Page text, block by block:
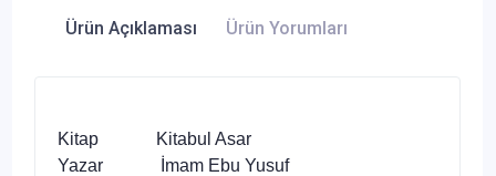
Ürün Açıklaması Ürün Yorumları
Kitap Kitabul Asar
Yazar İmam Ebu Yusuf